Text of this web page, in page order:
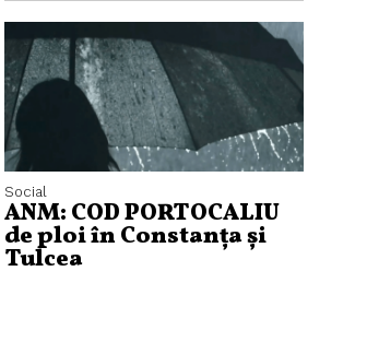
Social
ANM: COD PORTOCALIU
de ploi în Constanța și
Tulcea